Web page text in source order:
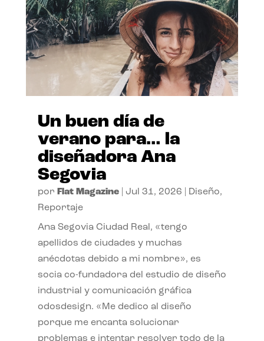
Un buen día de
verano para… la
diseñadora Ana
Segovia
por Flat Magazine| Jul 31, 2026 Diseño,
Reportaje
Ana Segovia Ciudad Real, «tengo
apellidos de ciudades y muchas
anécdotas debido a mi nombre», es
socia co-fundadora del estudio de diseño
industrial y comunicación gráfica
odosdesign. «Me dedico al diseño
porque me encanta solucionar
problemas e intentar resolver todo de la